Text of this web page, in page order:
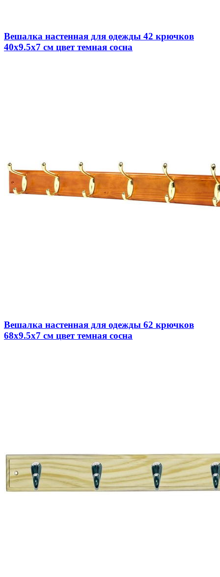
Вешалка настенная для одежды 42 крючков
40х9.5х7 см цвет темная сосна
Вешалка настенная для одежды 62 крючков
68х9.5х7 см цвет темная сосна